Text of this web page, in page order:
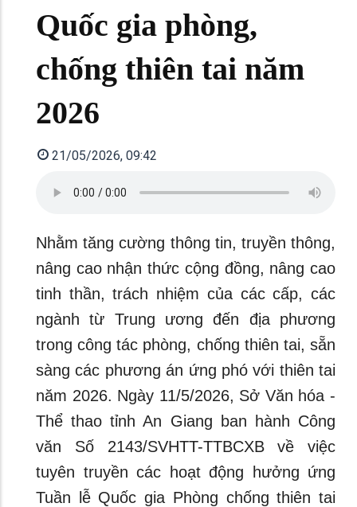
Quốc gia phòng,
chống thiên tai năm
2026
21/05/2026, 09:42
Nhằm tăng cường thông tin, truyền thông,
nâng cao nhận thức cộng đồng, nâng cao
tinh thần, trách nhiệm của các cấp, các
ngành từ Trung ương đến địa phương
trong công tác phòng, chống thiên tai, sẵn
sàng các phương án ứng phó với thiên tai
năm 2026. Ngày 11/5/2026, Sở Văn hóa -
Thể thao tỉnh An Giang ban hành Công
văn Số 2143/SVHTT-TTBCXB về việc
tuyên truyền các hoạt động hưởng ứng
Tuần lễ Quốc gia Phòng chống thiên tai